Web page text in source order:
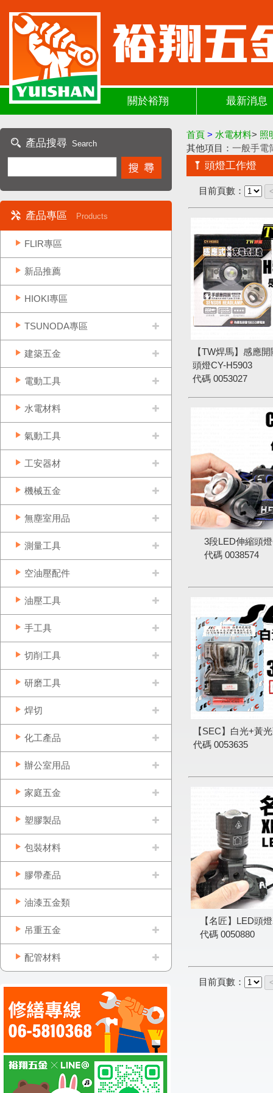
關於裕翔 最新消息
產品搜尋 Search
產品專區 Products
FLIR專區
新品推薦
HIOKI專區
TSUNODA專區
建築五金
電動工具
水電材料
氣動工具
工安器材
機械五金
無塵室用品
測量工具
空油壓配件
油壓工具
手工具
切削工具
研磨工具
焊切
化工產品
辦公室用品
家庭五金
塑膠製品
包裝材料
膠帶產品
油漆五金類
吊重五金
配管材料
首頁 > 水電材料> 照
其他項目： 一般手電
頭燈工作燈
目前頁數：
【TW焊馬】感應
頭燈CY-H5903
代碼 0053027
3段LED伸縮頭
代碼 0038574
【SEC】白光+黃
代碼 0053635
【名匠】LED頭
代碼 0050880
目前頁數：